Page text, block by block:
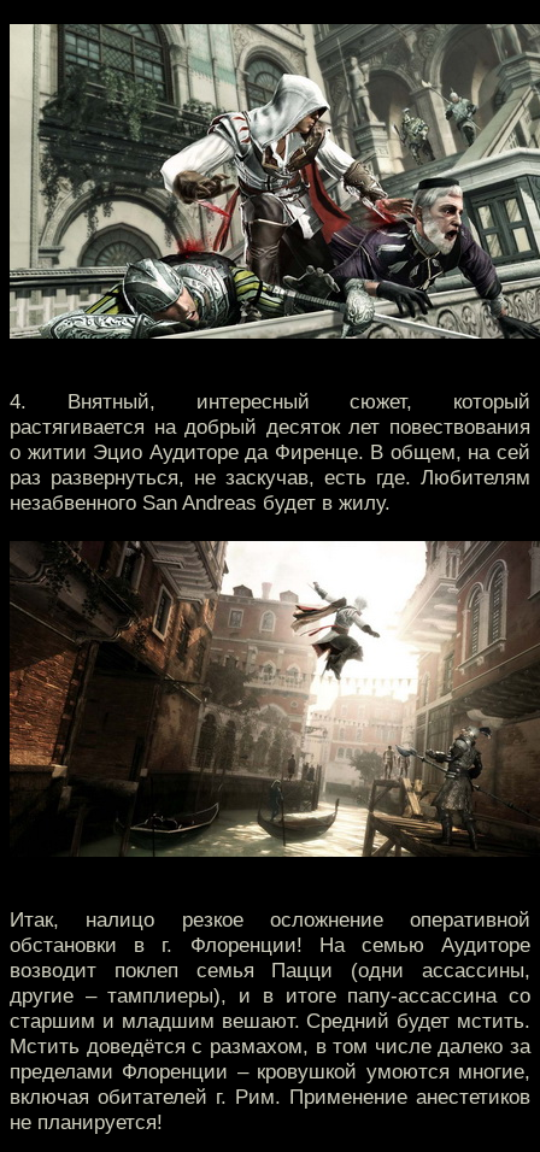
4. Внятный, интересный сюжет, который
растягивается на добрый десяток лет повествования
о житии Эцио Аудиторе да Фиренце. В общем, на сей
раз развернуться, не заскучав, есть где. Любителям
незабвенного San Andreas будет в жилу.
Итак, налицо резкое осложнение оперативной
обстановки в г. Флоренции! На семью Аудиторе
возводит поклеп семья Пацци (одни ассассины,
другие – тамплиеры), и в итоге папу-ассассина со
старшим и младшим вешают. Средний будет мстить.
Мстить доведётся с размахом, в том числе далеко за
пределами Флоренции – кровушкой умоются многие,
включая обитателей г. Рим. Применение анестетиков
не планируется!